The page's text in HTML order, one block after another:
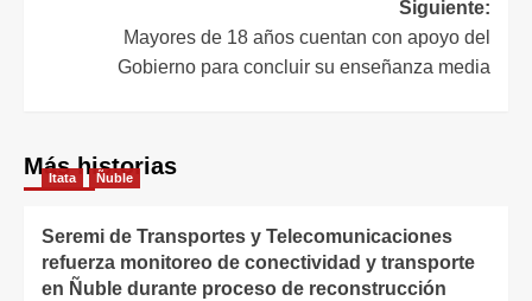
Siguiente:
Mayores de 18 años cuentan con apoyo del
Gobierno para concluir su enseñanza media
Más historias
Itata Ñuble
Seremi de Transportes y Telecomunicaciones
refuerza monitoreo de conectividad y transporte
en Ñuble durante proceso de reconstrucción